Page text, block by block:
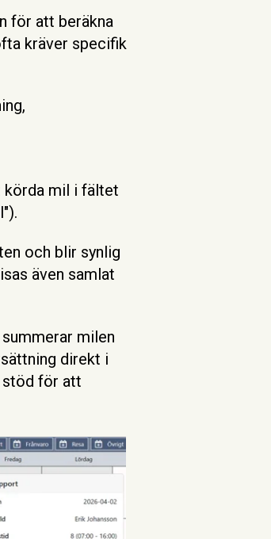
för att beräkna
kräver specifik
körda mil i fältet
och blir synlig
även samlat
milen
direkt i
stöd för att